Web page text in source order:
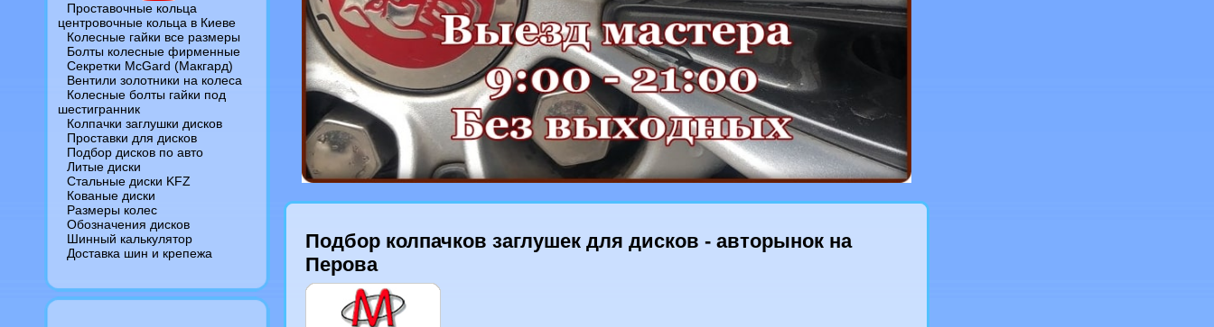
Проставочные кольца
центровочные кольца в Киеве
Колесные гайки все размеры
Болты колесные фирменные
Секретки McGard (Макгард)
Вентили золотники на колеса
Колесные болты гайки под
шестигранник
Колпачки заглушки дисков
Проставки для дисков
Подбор дисков по авто
Литые диски
Стальные диски KFZ
Кованые диски
Размеры колес
Обозначения дисков
Шинный калькулятор
Доставка шин и крепежа
Подбор колпачков заглушек для дисков - авторынок на
Перова